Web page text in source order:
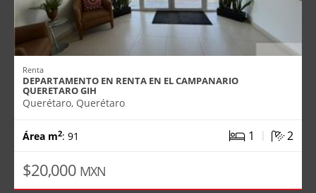
Renta
DEPARTAMENTO EN RENTA EN EL CAMPANARIO
QUERETARO GIH
Querétaro, Querétaro
Área m2: 91 1 | 2
$20,000 MXN